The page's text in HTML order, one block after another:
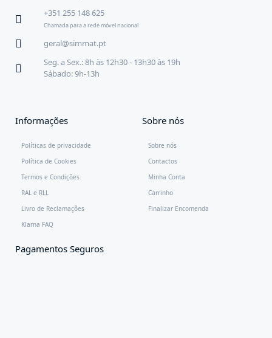
+351 255 148 625
Chamada para a rede móvel nacional
geral@simmat.pt
Seg. a Sex.: 8h às 12h30 - 13h30 às 19h
Sábado: 9h-13h
Informações
Políticas de privacidade
Política de Cookies
Termos e Condições
RAL e RLL
Livro de Reclamações
Klarna FAQ
Sobre nós
Sobre nós
Contactos
Minha Conta
Carrinho
Finalizar Encomenda
Pagamentos Seguros